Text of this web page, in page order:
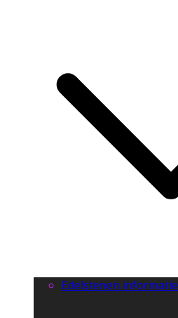
Edelstenen informatie